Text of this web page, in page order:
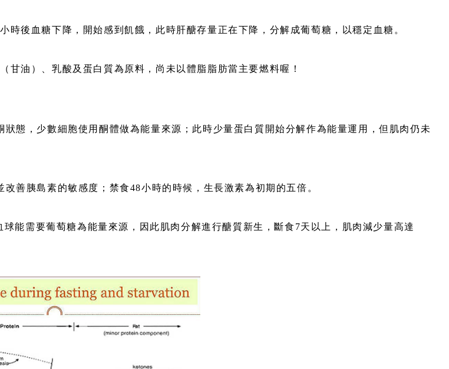
後血糖下降，開始感到飢餓，此時肝醣存量正在下降，分解成葡萄糖，以穩定血糖。
油）、乳酸及蛋白質為原料，尚未以體脂脂肪當主要燃料喔！
態，少數細胞使用酮體做為能量來源；此時少量蛋白質開始分解作為能量運用，但肌肉仍未
善胰島素的敏感度；禁食48小時的時候，生長激素為初期的五倍。
能需要葡萄糖為能量來源，因此肌肉分解進行醣質新生，斷食7天以上，肌肉減少量高達